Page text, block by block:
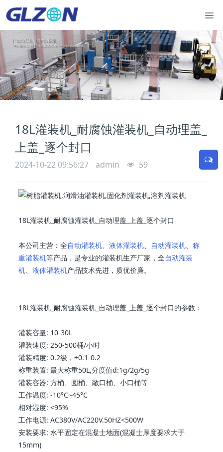
18L灌装机_耐腐蚀灌装机_自动理盖_
上盖_逐个封口
2024-10-22 09:56:27 admin 59
18L灌装机_耐腐蚀灌装机_自动理盖_上盖_逐个封口
本公司主营：全自动灌装机、液体灌装机、 自动灌装机、称
重灌装机等产品，是专业的灌装机生产厂家，全自动灌装
机、液体灌装机产品技术先进，质优价廉。
18L灌装机_耐腐蚀灌装机_自动理盖_上盖_逐个封口的参数：
灌装容量: 10-30L
灌装速度: 250-500桶/小时
灌装精度: 0.2级，+0.1-0.2
称重装置: 最大称重50L,分度值d:1g/2g/5g
灌装容器: 方桶、圆桶、敞口桶、小口桶等
工作温度: -10°C~45°C
相对湿度: <95%
工作电源: AC380V/AC220V.50HZ<500W
安装要求: 水平固定在混凝士地面(混凝士厚度要求大于
15mm)